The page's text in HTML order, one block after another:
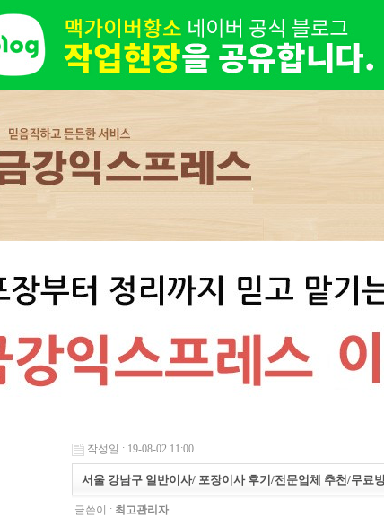
작성일 : 19-08-02 11:00
서울 강남구 일반이사/ 포장이사 후기/전문업체 추천/무료
글쓴이 : 최고관리자